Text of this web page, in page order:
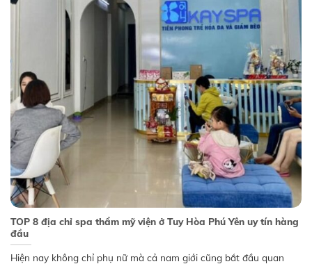
TOP 8 địa chỉ spa thẩm mỹ viện ở Tuy Hòa Phú Yên uy tín hàng
đầu
Hiện nay không chỉ phụ nữ mà cả nam giới cũng bắt đầu quan